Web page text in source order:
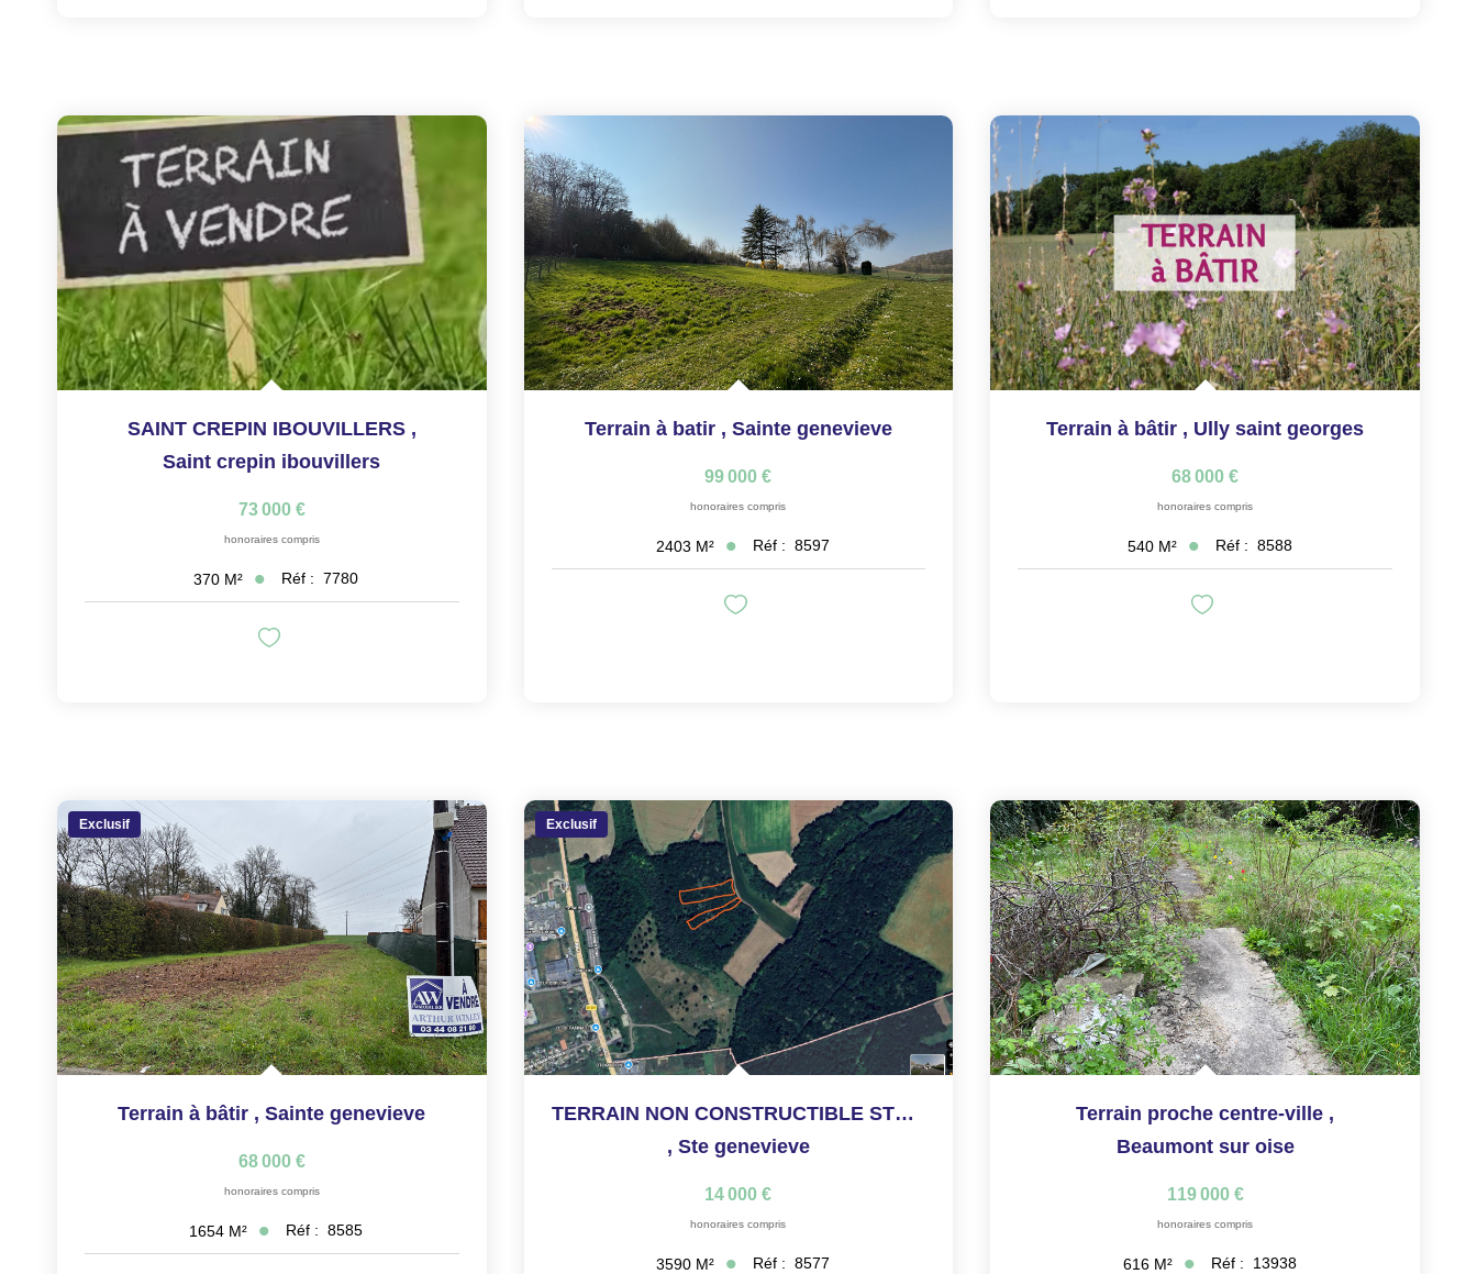
SAINT CREPIN IBOUVILLERS ,
Saint crepin ibouvillers
73 000 €
honoraires compris
370 M² Réf : 7780
Terrain à batir , Sainte genevieve
99 000 €
honoraires compris
2403 M² Réf : 8597
Terrain à bâtir , Ully saint georges
68 000 €
honoraires compris
540 M² Réf : 8588
Exclusif
Terrain à bâtir ,Sainte genevieve
68 000 €
honoraires compris
1654 M² Réf : 8585
Exclusif
TERRAIN NON CONSTRUCTIBLE STE GENEVIEVE - 3590 m2
, Ste genevieve
14 000 €
honoraires compris
3590 M² Réf : 8577
Terrain proche centre-ville ,
Beaumont sur oise
119 000 €
honoraires compris
616 M² Réf : 13938